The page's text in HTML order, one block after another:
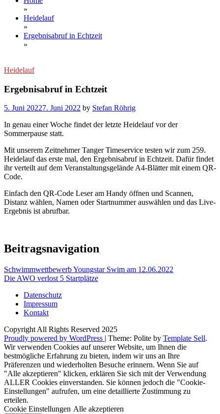
»
Heidelauf
»
Ergebnisabruf in Echtzeit
»
Heidelauf
Ergebnisabruf in Echtzeit
5. Juni 20227. Juni 2022 by Stefan Röhrig
In genau einer Woche findet der letzte Heidelauf vor der
Sommerpause statt.
Mit unserem Zeitnehmer Tanger Timeservice testen wir zum 259.
Heidelauf das erste mal, den Ergebnisabruf in Echtzeit. Dafür findet
ihr verteilt auf dem Veranstaltungsgelände A4-Blätter mit einem QR-
Code.
Einfach den QR-Code Leser am Handy öffnen und Scannen,
Distanz wählen, Namen oder Startnummer auswählen und das Live-
Ergebnis ist abrufbar.
Beitragsnavigation
Schwimmwettbewerb Youngstar Swim am 12.06.2022
Die AWO verlost 5 Startplätze
Datenschutz
Impressum
Kontakt
Copyright All Rights Reserved 2025
Proudly powered by WordPress | Theme: Polite by Template Sell.
Wir verwenden Cookies auf unserer Website, um Ihnen die
bestmögliche Erfahrung zu bieten, indem wir uns an Ihre
Präferenzen und wiederholten Besuche erinnern. Wenn Sie auf
"Alle akzeptieren" klicken, erklären Sie sich mit der Verwendung
ALLER Cookies einverstanden. Sie können jedoch die "Cookie-
Einstellungen" aufrufen, um eine detaillierte Zustimmung zu
erteilen.
Cookie Einstellungen Alle akzeptieren